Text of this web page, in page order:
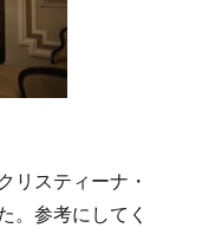
リスティーナ・
。参考にしてく